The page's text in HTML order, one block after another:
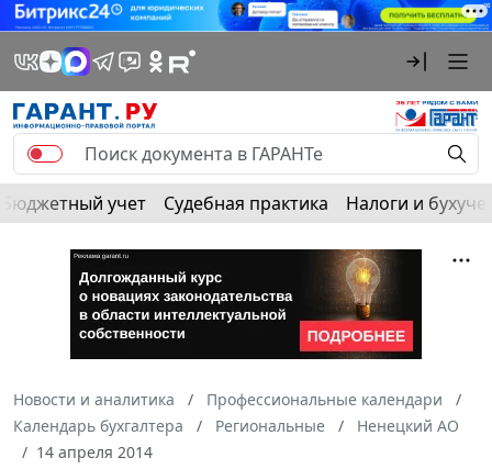
Бюджетный учет Судебная практика Налоги и
Новости и аналитика
Профессиональные календари
Календарь бухгалтера
Региональные
Ненецкий АО
14 апреля 2014